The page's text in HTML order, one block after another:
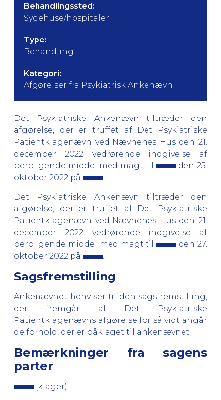
Behandlingssted:
Sygehuse/hospitaler
Type:
Behandling
Kategori:
Afgørelser fra Psykiatrisk Ankenævn
Det Psykiatriske Ankenævn tiltræder den
afgørelse, der er truffet af Det Psykiatriske
Patientklagenævn ved Nævnenes Hus den 21.
december 2022 vedrørende indgivelse af
beroligende middel med magt til
den 25.
oktober 2022 på
Det Psykiatriske Ankenævn tiltræder den
afgørelse, der er truffet af Det Psykiatriske
Patientklagenævn ved Nævnenes Hus den 21.
december 2022 vedrørende indgivelse af
beroligende middel med magt til
den 27.
oktober 2022 på
Sagsfremstilling
Ankenævnet henviser til den sagsfremstilling,
der fremgår af Det Psykiatriske
Patientklagenævns afgørelse for så vidt angår
de forhold, der er påklaget til ankenævnet.
Bemærkninger fra sagens
parter
(klager)